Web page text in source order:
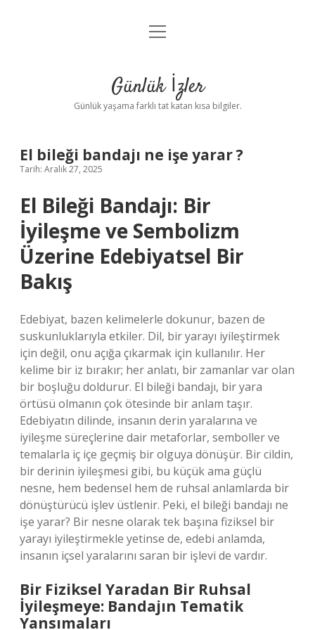
Anasayfa
Yasal Uyarı
menüyü
Günlük İzler
Günlük yaşama farklı tat katan kısa bilgiler.
El bileği bandajı ne işe yarar ?
Tarih: Aralık 27, 2025
El Bileği Bandajı: Bir
İyileşme ve Sembolizm
Üzerine Edebiyatsel Bir
Bakış
Edebiyat, bazen kelimelerle dokunur, bazen de
suskunluklarıyla etkiler. Dil, bir yarayı iyileştirmek
için değil, onu açığa çıkarmak için kullanılır. Her
kelime bir iz bırakır; her anlatı, bir zamanlar var olan
bir boşluğu doldurur. El bileği bandajı, bir yara
örtüsü olmanın çok ötesinde bir anlam taşır.
Edebiyatın dilinde, insanın derin yaralarına ve
iyileşme süreçlerine dair metaforlar, semboller ve
temalarla iç içe geçmiş bir olguya dönüşür. Bir cildin,
bir derinin iyileşmesi gibi, bu küçük ama güçlü
nesne, hem bedensel hem de ruhsal anlamlarda bir
dönüştürücü işlev üstlenir. Peki, el bileği bandajı ne
işe yarar? Bir nesne olarak tek başına fiziksel bir
yarayı iyileştirmekle yetinse de, edebi anlamda,
insanın içsel yaralarını saran bir işlevi de vardır.
Bir Fiziksel Yaradan Bir Ruhsal
İyileşmeye: Bandajın Tematik
Yansımaları